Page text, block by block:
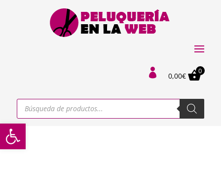
Abrir barra de herramientas
 0,00€
0
Búsqueda
productos